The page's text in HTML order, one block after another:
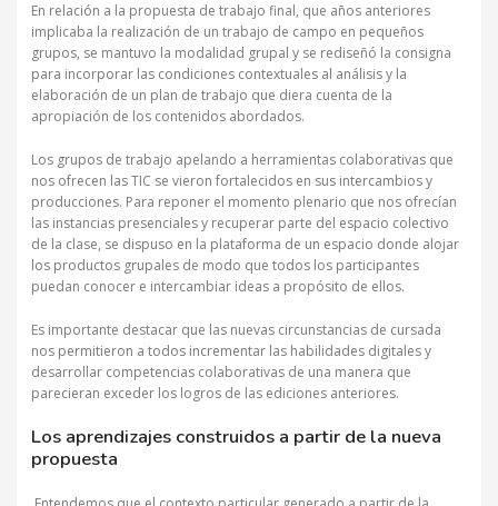
En relación a la propuesta de trabajo final, que años anteriores
implicaba la realización de un trabajo de campo en pequeños
grupos, se mantuvo la modalidad grupal y se rediseñó la consigna
para incorporar las condiciones contextuales al análisis y la
elaboración de un plan de trabajo que diera cuenta de la
apropiación de los contenidos abordados.
Los grupos de trabajo apelando a herramientas colaborativas que
nos ofrecen las TIC se vieron fortalecidos en sus intercambios y
producciones. Para reponer el momento plenario que nos ofrecían
las instancias presenciales y recuperar parte del espacio colectivo
de la clase, se dispuso en la plataforma de un espacio donde alojar
los productos grupales de modo que todos los participantes
puedan conocer e intercambiar ideas a propósito de ellos.
Es importante destacar que las nuevas circunstancias de cursada
nos permitieron a todos incrementar las habilidades digitales y
desarrollar competencias colaborativas de una manera que
parecieran exceder los logros de las ediciones anteriores.
Los aprendizajes construidos a partir de la nueva
propuesta